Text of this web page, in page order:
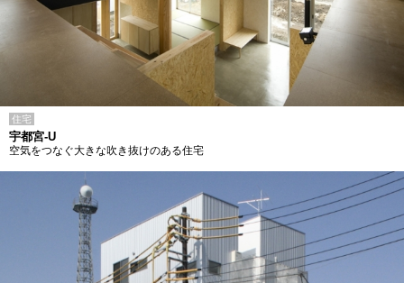
住宅
宇都宮-U
空気をつなぐ大きな吹き抜けのある住宅